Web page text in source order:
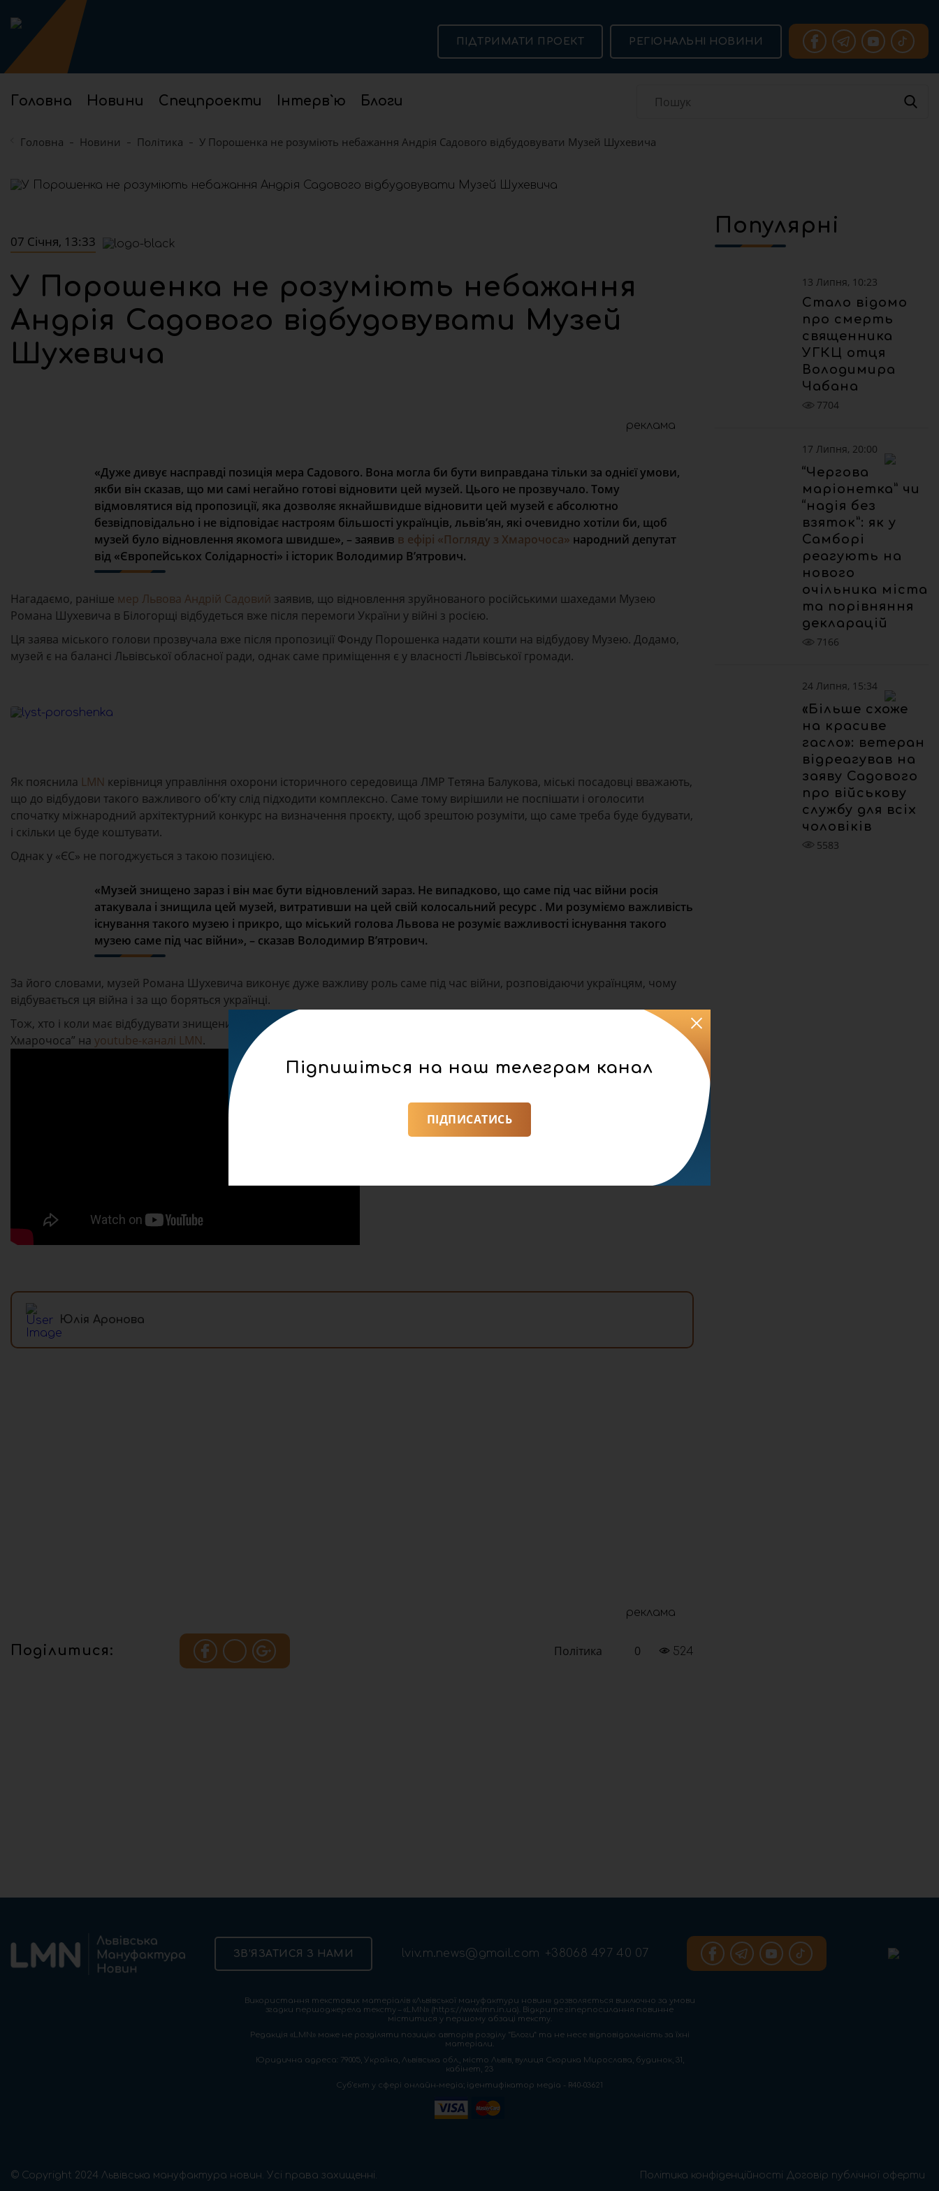
Головна Новини Спецпроекти Інтерв`ю Блоги
ПІДТРИМАТИ ПРОЕКТ РЕГІОНАЛЬНІ НОВИНИ
Головна Новини Політика У Порошенка не розуміють небажання Андрія Садового відбудовувати Музей Шухевича
07 Січня, 13:33
У Порошенка не розуміють небажання
Андрія Садового відбудовувати Музей
Шухевича
реклама
«Дуже дивує насправді позиція мера Садового. Вона могла би бути виправдана тільки за однієї умови,
якби він сказав, що ми самі негайно готові відновити цей музей. Цього не прозвучало. Тому
відмовлятися від пропозиції, яка дозволяє якнайшвидше відновити цей музей є абсолютно
безвідповідально і не відповідає настроям більшості українців, львів’ян, які очевидно хотіли би, щоб
музей було відновлення якомога швидше», – заявив в ефірі «Погляду з Хмарочоса» народний депутат
від «Європейськох Солідарності» і історик Володимир В’ятрович.
Нагадаємо, раніше мер Львова Андрій Садовий заявив, що відновлення зруйнованого російськими шахедами Музею
Романа Шухевича в Білогорщі відбудеться вже після перемоги України у війні з росією.
Ця заява міського голови прозвучала вже після пропозиції Фонду Порошенка надати кошти на відбудову Музею. Додамо,
музей є на балансі Львівської обласної ради, однак саме приміщення є у власності Львівської громади.
Як пояснила LMN керівниця управління охорони історичного середовища ЛМР Тетяна Балукова, міські посадовці вважають,
що до відбудови такого важливого об’кту слід підходити комплексно. Саме тому вирішили не поспішати і оголосити
спочатку міжнародний архітектурний конкурс на визначення проєкту, щоб зрештою розуміти, що саме треба буде будувати,
і скільки це буде коштувати.
Однак у «ЄС» не погоджується з такою позицією.
«Музей знищено зараз і він має бути відновлений зараз. Не випадково, що саме під час війни росія
атакувала і знищила цей музей, витративши на цей свій колосальний ресурс . Ми розуміємо важливість
існування такого музею і прикро, що міський голова Львова не розуміє важливості існування такого
музею саме під час війни», – сказав Володимир В’ятрович.
За його словами, музей Романа Шухевича виконує дуже важливу роль саме під час війни, розповідаючи українцям, чому
відбувається ця війна і за що боряться українці.
Тож, хто і коли має відбудувати знищений росіянами Музей Романа Шухевича – дивіться у випуску проєкту “Погляд з
Хмарочоса” на youtube-каналі LMN.
Юлія Аронова
реклама
Поділитися: Політика 0 524
Популярні
13 Липня, 10:23
Стало відомо
про смерть
священника
УГКЦ отця
Володимира
Чабана
7704
17 Липня, 20:00
“Чергова
маріонетка” чи
“надія без
взяток”: як у
Самборі
реагують на
нового
очільника міста
та порівняння
декларацій
7166
24 Липня, 15:34
«Більше схоже
на красиве
гасло»: ветеран
відреагував на
заяву Садового
про військову
службу для всіх
чоловіків
5583
ЗВ’ЯЗАТИСЯ З НАМИ lviv.m.news@gmail.com +38068 497 40 07
Використання текстових матеріалів «Львівської мануфактури новин» дозволяється виключно за умови
згадки першоджерела тексту – «LMN» (https://www.lmn.in.ua). Відкрите гіперпосилання повинне
міститися у першому абзаці тексту.
Редакція «LMN» може не розділяти позицію авторів розділу “Блоги” та не несе відповідальність за їхні
матеріали.
Юридична адреса: 79005, Україна, Львівська обл., місто Львів, вулиця Скорика Мирослава, будинок, 31,
кабінет, 23
Cуб'єкт у сфері онлайн-медіа; ідентифікатор медіа - R40-03621
© Copyright 2024 Львівська мануфактура новин. Усі права захищенні. Політика конфіденційності Договір публічної оферти
Підпишіться на наш телеграм канал
ПІДПИСАТИСЬ